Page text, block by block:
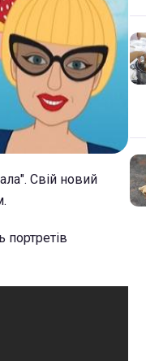
Свій новий
портретів